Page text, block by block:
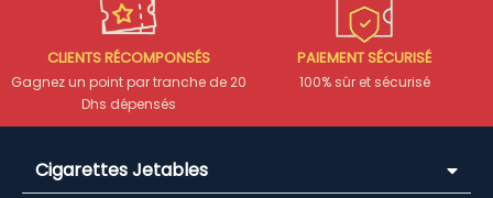
CLIENTS RÉCOMPONSÉS
Gagnez un point par tranche de 20
Dhs dépensés
PAIEMENT SÉCURISÉ
100% sûr et sécurisé
Cigarettes Jetables